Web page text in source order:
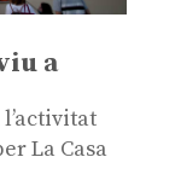
a
La Casa